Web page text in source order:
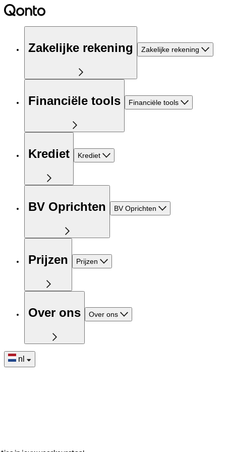
Zakelijke rekening Zakelijke rekening
Financiële tools Financiële tools
Krediet Krediet
BV Oprichten BV Oprichten
Prijzen Prijzen
Over ons Over ons
nl